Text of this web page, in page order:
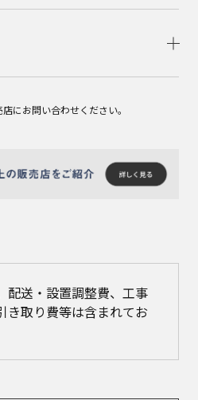
にお問い合わせください。
配送・設置調整費、工事
き取り費等は含まれてお